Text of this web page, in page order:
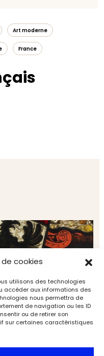
cookies
utilisons des technologies
accéder aux informations des
nous permettra de
de navigation ou les ID
ou de retirer son
sur certaines caractéristiques
Art moderne
France